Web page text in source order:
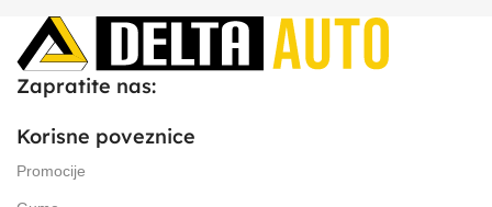
Zapratite nas:
Korisne poveznice
Promocije